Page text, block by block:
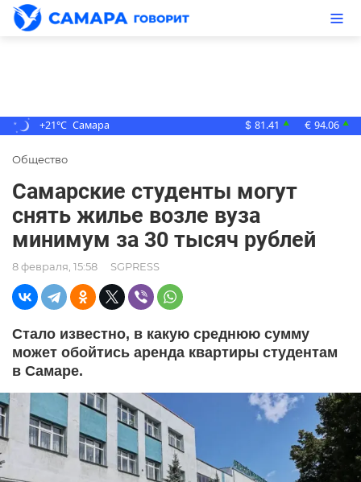
+21°C Самара $ 81.41 ▲ € 94.06 ▲
Общество
Самарские студенты могут
снять жилье возле вуза
минимум за 30 тысяч рублей
8 февраля, 15:58 SGPRESS
Стало известно, в какую среднюю сумму
может обойтись аренда квартиры студентам
в Самаре.